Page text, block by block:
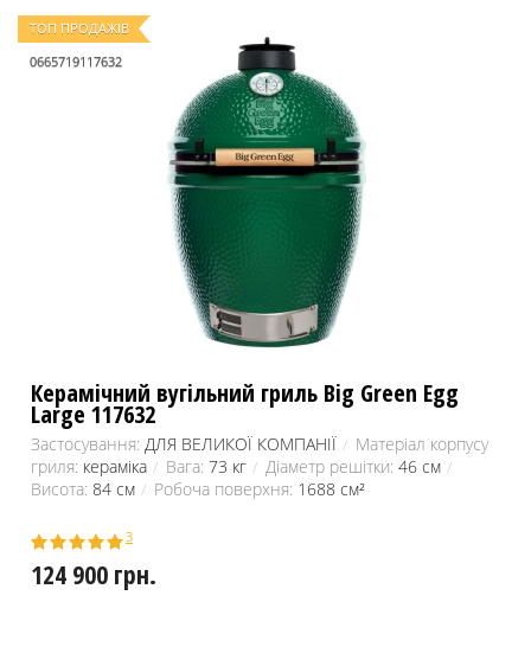
ТОП ПРОДАЖІВ
0665719117632
Керамічний вугільний гриль Big Green Egg
Large 117632
Застосування: ДЛЯ ВЕЛИКОЇ КОМПАНІЇ
Матеріал корпусу
гриля: кераміка Вага: 73 кг Діаметр решітки: 46 см
Висота: 84 см Робоча поверхня: 1688 см²
3
124 900 грн.